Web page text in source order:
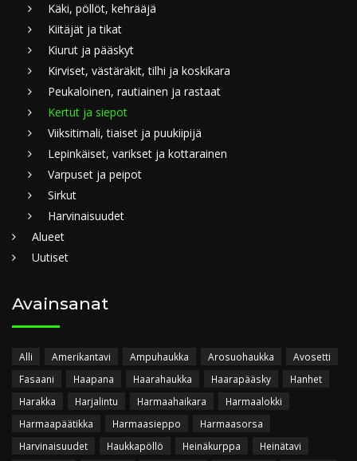
Käki, pöllöt, kehrääjä
Kiitäjät ja tikat
Kiurut ja pääskyt
Kirviset, västäräkit, tilhi ja koskikara
Peukaloinen, rautiainen ja rastaat
Kertut ja siepot
Viiksitimali, tiaiset ja puukiipijä
Lepinkäiset, varikset ja kottarainen
Varpuset ja peipot
Sirkut
Harvinaisuudet
Alueet
Uutiset
Avainsanat
Alli Amerikantavi Ampuhaukka Arosuohaukka
Avosetti
Fasaani
Haapana Haarahaukka Haarapääsky
Hanhet
Harakka
Harjalintu Harmaahaikara
Harmaalokki
Harmaapäätikka
Harmaasieppo
Harmaasorsa
Harvinaisuudet
Haukkapöllö Heinäkurppa
Heinätavi